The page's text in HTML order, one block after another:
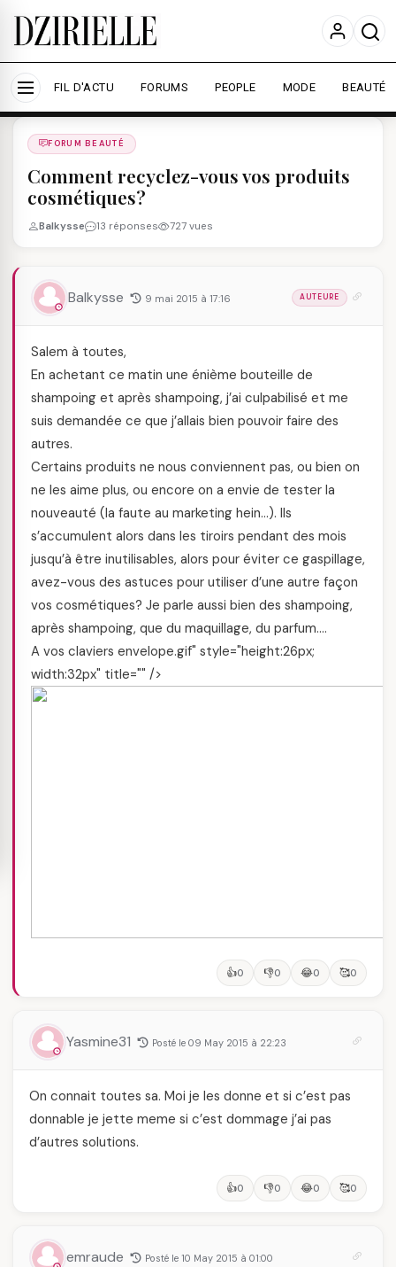
Nous utilisons des cookies pour améliorer votre
expérience et mesurer l'audience.
En savoir plus
Accepter tout Personnaliser
FIL D'ACTU FORUMS PEOPLE MODE BEAUTÉ
Forums
FORUM BEAUTÉ
Comment recyclez-vous vos produits
cosmétiques?
Balkysse 13 réponses 727 vues
Balkysse 9 mai 2015 à 17:16 AUTEURE
Salem à toutes,
En achetant ce matin une énième bouteille de
shampoing et après shampoing, j’ai culpabilisé et me
suis demandée ce que j’allais bien pouvoir faire des
autres.
Certains produits ne nous conviennent pas, ou bien on
ne les aime plus, ou encore on a envie de tester la
nouveauté (la faute au marketing hein…). Ils
s’accumulent alors dans les tiroirs pendant des mois
jusqu’à être inutilisables, alors pour éviter ce gaspillage,
avez-vous des astuces pour utiliser d’une autre façon
vos cosmétiques? Je parle aussi bien des shampoing,
après shampoing, que du maquillage, du parfum….
A vos claviers envelope.gif" style="height:26px;
width:32px" title="" />
👍0 👎0 😂0 🥰0
Yasmine31 Posté le 09 May 2015 à 22:23
On connait toutes sa. Moi je les donne et si c’est pas
donnable je jette meme si c’est dommage j’ai pas
d’autres solutions.
👍0 👎0 😂0 🥰0
emraude Posté le 10 May 2015 à 01:00